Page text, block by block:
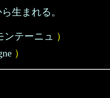
生まれる。
ンテーニュ
）
）